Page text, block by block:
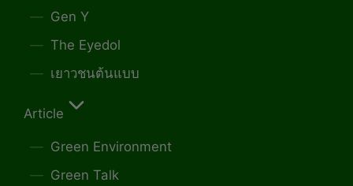
Gen Y
The Eyedol
เยาวชนต้นแบบ
Article
Green Environment
Green Talk